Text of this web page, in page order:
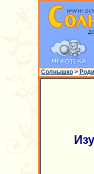
Солнышко>